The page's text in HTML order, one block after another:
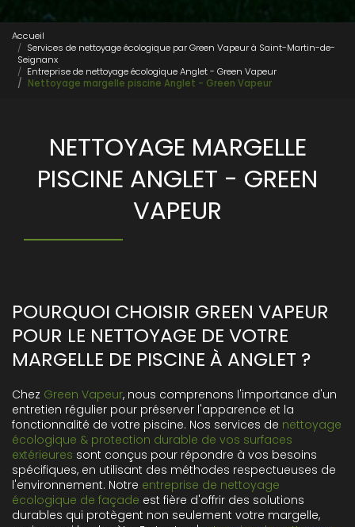
Accueil
Services de nettoyage écologique par Green Vapeur à Saint-Martin-de-
Seignanx
Entreprise de nettoyage écologique Anglet - Green Vapeur
Nettoyage margelle piscine Anglet - Green Vapeur
NETTOYAGE MARGELLE
PISCINE ANGLET - GREEN
VAPEUR
POURQUOI CHOISIR GREEN VAPEUR
POUR LE NETTOYAGE DE VOTRE
MARGELLE DE PISCINE À ANGLET ?
Chez Green Vapeur, nous comprenons l'importance d'un
entretien régulier pour préserver l'apparence et la
fonctionnalité de votre piscine. Nos services de nettoyage
écologique & protection durable de vos surfaces
extérieures sont conçus pour répondre à vos besoins
spécifiques, en utilisant des méthodes respectueuses de
l'environnement. Notre entreprise de nettoyage
écologique de façade est fière d'offrir des solutions
durables qui protègent non seulement votre margelle,